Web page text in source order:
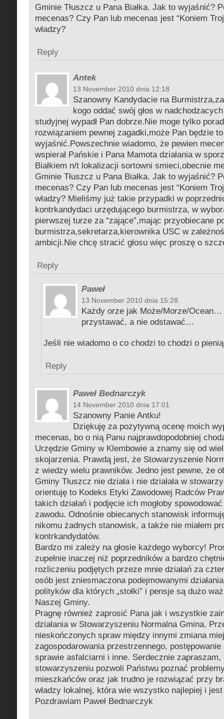
Gminie Tłuszcz u Pana Białka. Jak to wyjaśnić?
mecenas? Czy Pan lub mecenas jest “Koniem
władzy?
Reply
Antek
13 November 2010 dnia 12:18
Szanowny Kandydacie na
kogo oddać swój głos w
studyjnej wypadł Pan dobrze.Nie moge tylko
rozwiązaniem pewnej zagadki,może Pan będzie to
wyjaśnić.Powszechnie wiadomo, że pewien
wspierał Pańskie i Pana Mamota działania w
Białkiem n/t lokalizacji sortowni smieci,obecnie
Gminie Tłuszcz u Pana Białka. Jak to wyjaśnić?
mecenas? Czy Pan lub mecenas jest “Koniem
władzy? Mieliśmy już takie przypadki w
kontrkandydaci urzędującego burmistrza, w
pierwszej turze za “zające”,mając przyobiecane
burmistrza,sekretarza,kierownika USC w
ambicji.Nie chcę stracić głosu więc proszę o
Reply
Paweł
13 November 2010 dnia 15:28
Każdy orze jak Może/Morze/
przystawać, a nie odstawać…
Jeśli nie wiadomo o co chodzi to chodzi o
Reply
Paweł Bednarczyk
14 November 2010 dnia 17:01
Szanowny Panie Antku!
Dziękuję za pozytywną ocenę moich
mecenas, bo o nią Panu najprawdopodobniej
Urzędzie Gminy w Klembowie a znamy się od
skojarzenia. Prawdą jest, że Stowarzyszenie
z wiedzy wielu prawników. Jedno jest pewne, że
Gminy Tłuszcz nie działa i nie działała w
orientuję to Kodeks Etyki Zawodowej Radców
takich działań i podjęcie ich mogłoby
zawodu. Odnośnie obiecanych stanowisk
nikomu żadnych stanowisk, a także nie miałem
kontrkandydatów.
Bardzo mi zależy na głosie każdego wyborcy!
zupełnie inaczej niż poprzedników a bardzo
rozliczeniu podjętych przeze mnie działań za
osób jest zniesmaczona podejmowanymi
polityków dla których „stołki” i pensje są dużo
Naszej Gminy.
Pragnę również zaprosić Pana jak i wszystkie
działania w Stowarzyszeniu Normalna Gmina.
nieskończonych spraw między innymi zmiana
zagospodarowania przestrzennego,
sprawie asfalciarni i inne. Serdecznie zapraszam,
stowarzyszeniu pozwoli Państwu poznać
mieszkańców oraz jak trudno je rozwiązać przy
władzy lokalnej, która wie wszystko najlepiej i
Pozdrawiam Paweł Bednarczyk